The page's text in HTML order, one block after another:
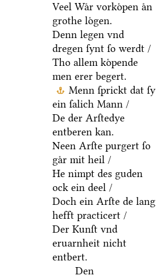
Veel Waͤr vorkoͤpen aͤn
grothe loͤgen.
Denn legen vnd
dregen ſynt ſo werdt /
Tho allem koͤpende
men erer begert.
Menn ſprickt dat ſy
ein ſalich Mann /
De der Arſtedye
entberen kan.
Neen Arſte purgert ſo
gaͤr mit heil /
He nimpt des guden
ock ein deel /
Doch ein Arſte de lang
hefft practicert /
Der Kunſt vnd
eruarnheit nicht
entbert.
Den